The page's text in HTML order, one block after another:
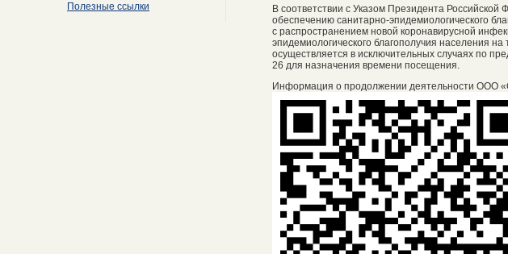
Полезные ссылки
В соответствии с Указом Президента
обеспечению санитарно-эпидемиологического
с распространением новой коронавирусной
эпидемиологического благополучия населения
осуществляется в исключительных случаях по
26 для назначения времени посещения.
Информация о продолжении деятельности ООО